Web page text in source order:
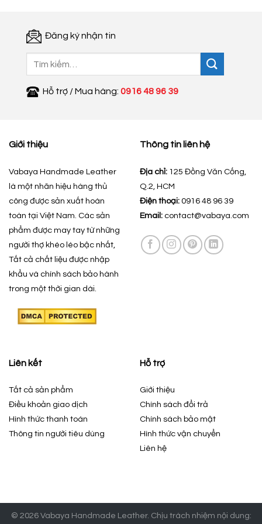
Đăng ký nhận tin
Hỗ trợ / Mua hàng: 0916 48 96 39
Giới thiệu
Vabaya Handmade Leather
là một nhãn hiệu hàng thủ
công được sản xuất hoàn
toàn tại Việt Nam. Các sản
phẩm được may tay từ những
người thợ khéo léo bậc nhất,
Tất cả chất liệu được nhập
khẩu và chính sách bảo hành
trong một thời gian dài.
Thông tin liên hệ
Địa chỉ: 125 Đồng Văn Cống,
Q.2, HCM
Điện thoại: 0916 48 96 39
Email: contact@vabaya.com
Liên kết
Tất cả sản phẩm
Điều khoản giao dịch
Hình thức thanh toán
Thông tin người tiêu dùng
Hỗ trợ
Giới thiệu
Chính sách đổi trả
Chính sách bảo mật
Hình thức vận chuyển
Liên hệ
© 2026 Vabaya Handmade Leather. Chịu trách nhiệm nội dung: